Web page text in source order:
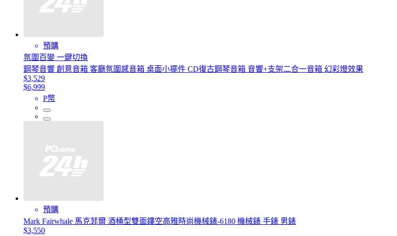
預購
氛圍百變 一鍵切換
鋼琴音響 創意音箱 客廳氛圍感音箱 桌面小擺件 CD復古鋼琴音箱 音響+支架二合一音箱 幻彩燈效果
$3,529
$6,999
P幣
預購
Mark Fairwhale 馬克菲爾 酒桶型雙面鏤空高雅時尚機械錶-6180 機械錶 手錶 男錶
$3,550